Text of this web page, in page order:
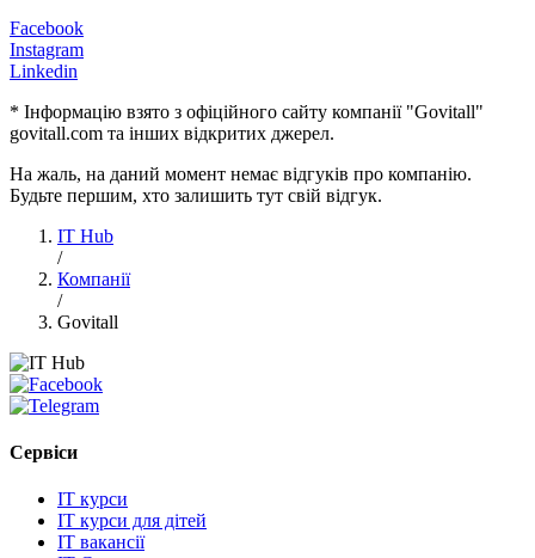
Facebook
Instagram
Linkedin
* Інформацію взято з офіційного сайту компанії "Govitall"
govitall.com та інших відкритих джерел.
На жаль, на даний момент немає відгуків про компанію.
Будьте першим, хто залишить тут свій відгук.
IT Hub
/
Компанії
/
Govitall
Сервіси
IT курси
IT курси для дітей
IT вакансії